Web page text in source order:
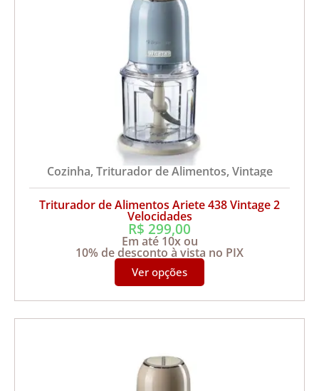
Cozinha, Triturador de Alimentos, Vintage
Triturador de Alimentos Ariete 438 Vintage 2
Velocidades
R$ 299,00
Em até 10x ou
10% de desconto à vista no PIX
Ver opções